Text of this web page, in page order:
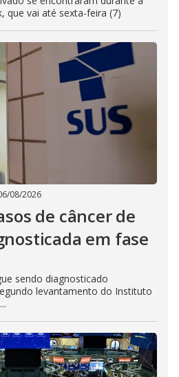
que vai até sexta-feira (7)
08/2026
de câncer de
em fase
sendo diagnosticado
levantamento do Instituto